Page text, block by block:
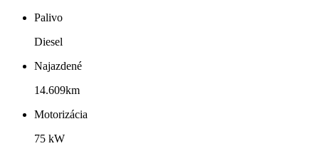
Palivo
Diesel
Najazdené
14.609km
Motorizácia
75 kW